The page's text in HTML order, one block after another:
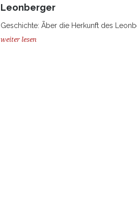
Leonberger
Geschichte: Ãber die Herkunft des
weiter lesen